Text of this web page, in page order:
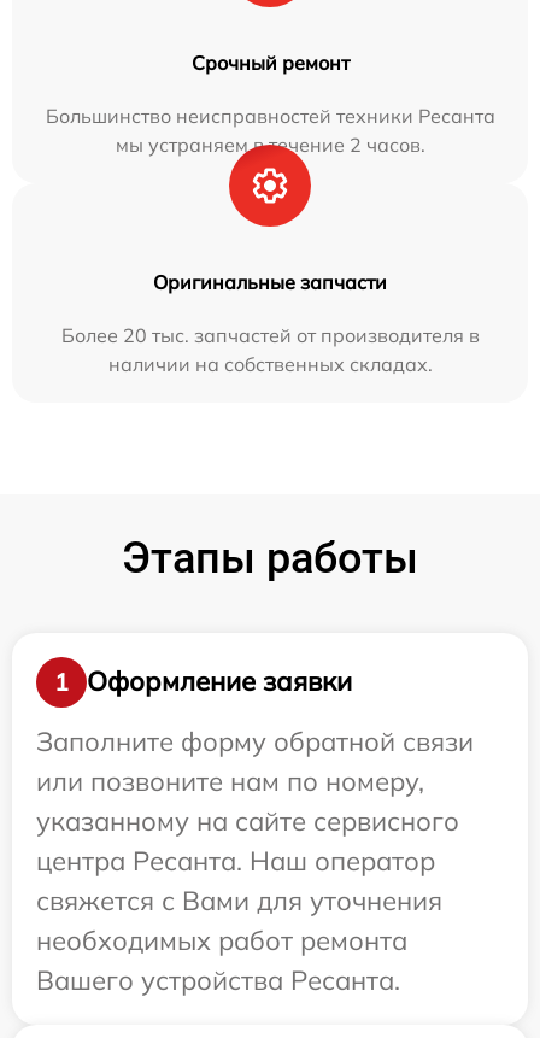
Срочный ремонт
Большинство неисправностей техники Ресанта
мы устраняем в течение 2 часов.
Оригинальные запчасти
Более 20 тыс. запчастей от производителя в
наличии на собственных складах.
Этапы работы
1
Оформление заявки
Заполните форму обратной связи
или позвоните нам по номеру,
указанному на сайте сервисного
центра Ресанта. Наш оператор
свяжется с Вами для уточнения
необходимых работ ремонта
Вашего устройства Ресанта.